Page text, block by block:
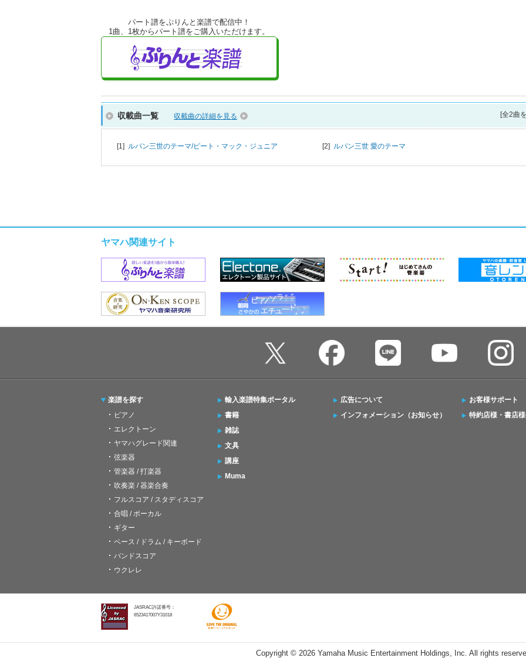
パート譜をぷりんと楽譜で配信中！
1曲、1枚からパート譜をご購入いただけます。
収載曲一覧 収載曲の詳細を見る [全2曲
[1] ルパン三世のテーマ/ピート・マック・ジュニア [2] ルパン三世 愛のテーマ
ヤマハ関連サイト
楽譜を探す
ピアノ
エレクトーン
ヤマハグレード関連
弦楽器
管楽器 / 打楽器
吹奏楽 / 器楽合奏
フルスコア / スタディスコア
合唱 / ボーカル
ギター
ベース / ドラム / キーボード
バンドスコア
ウクレレ
輸入楽譜特集ポータル
書籍
雑誌
文具
講座
Muma
広告について
インフォメーション（お知らせ）
お客様サポート
特約店様・書店
JASRAC許諾番号：
6523417007Y31018
Copyright © 2026 Yamaha Music Entertainment Holdings, Inc. All rights